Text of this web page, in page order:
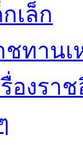
เล็ก
ชทาน
องรา